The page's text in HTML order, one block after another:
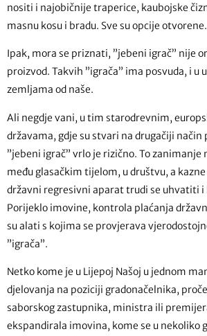
nositi i najobičnije traperice, kaubojske
masnu kosu i bradu. Sve su opcije otvorene.
Ipak, mora se priznati, ”jebeni igrač” nije
proizvod. Takvih ”igrača” ima posvuda, i u
zemljama od naše.
Ali negdje vani, u tim starodrevnim,
državama, gdje su stvari na drugačiji način
”jebeni igrač” vrlo je rizično. To zanimanje
među glasačkim tijelom, u društvu, a
državni regresivni aparat trudi se uhvatiti i
Porijeklo imovine, kontrola plaćanja
su alati s kojima se provjerava
”igrača”.
Netko kome je u Lijepoj Našoj u jednom
djelovanja na poziciji gradonačelnika,
saborskog zastupnika, ministra ili
ekspandirala imovina, kome se u nekoliko